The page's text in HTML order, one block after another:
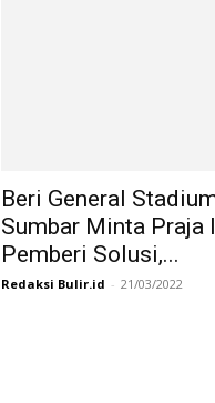
Beri General
Sumbar Minta Praja
Pemberi Solusi,...
Redaksi Bulir.id - 21/03/2022